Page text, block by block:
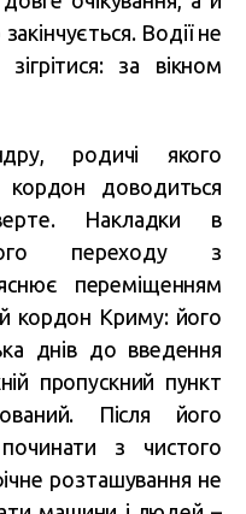
Водії не
за вікном
родичі якого
кордон доводиться
Накладки в
переходу з
переміщенням
кордон Криму: його
днів до введення
пропускний пункт
Після його
з чистого
розташування не